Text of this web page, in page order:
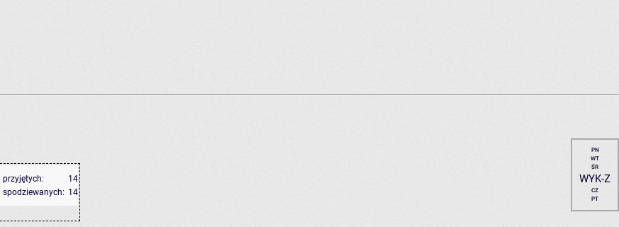
przyjętych:
14
spodziewanych: 14
PN
WT
ŚR
WYK-Z
CZ
PT